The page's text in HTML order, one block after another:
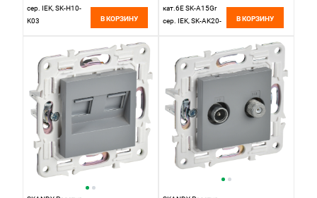
сер. IEK, SK-H10-
K03
В КОРЗИНУ
кат.6E SK-A15Gr
сер. IEK, SK-AK20-
В КОРЗИНУ